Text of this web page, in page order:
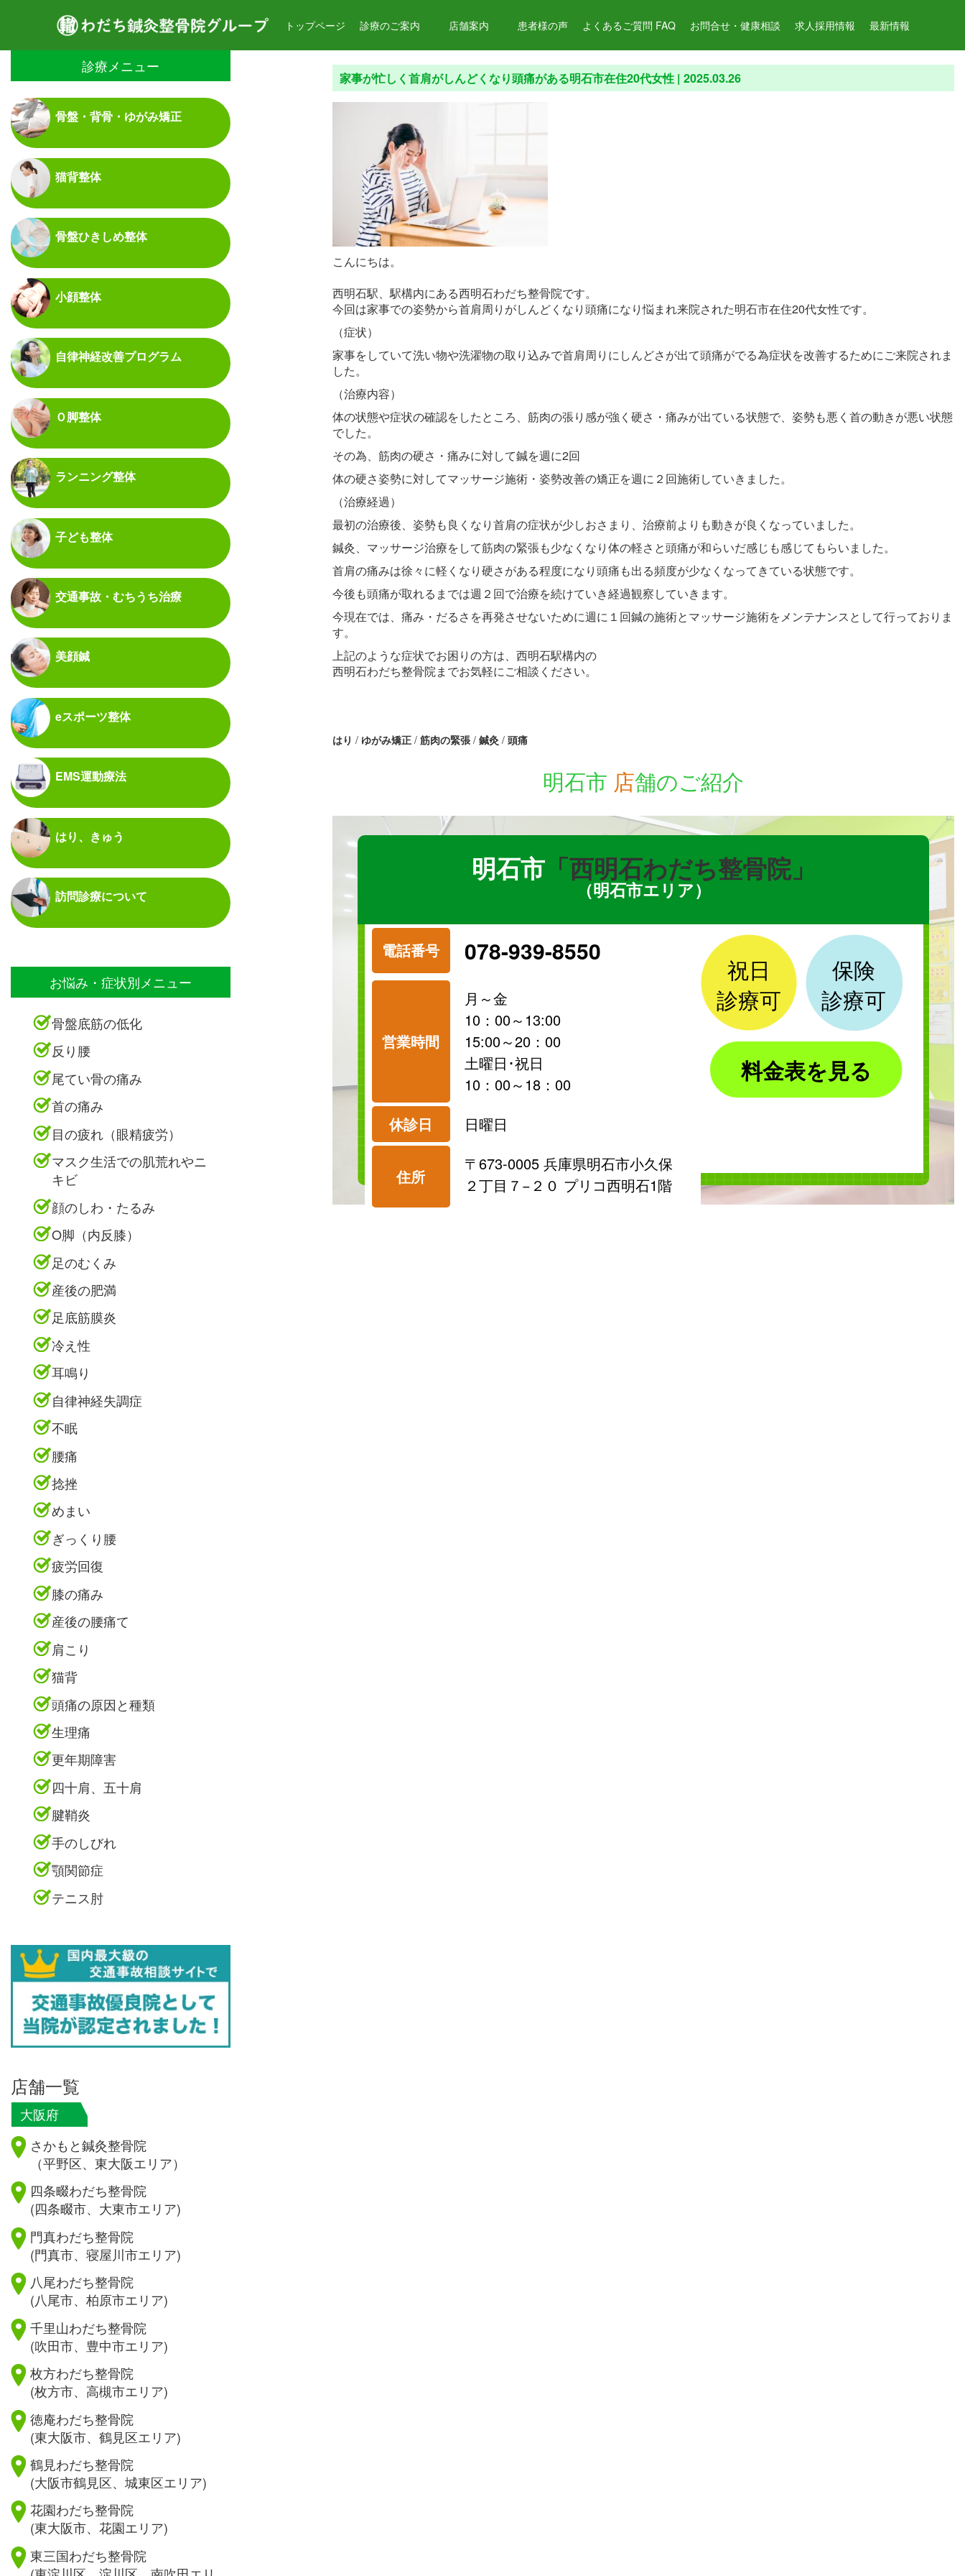
トップページ 診療のご案内 店舗案内 患者様の声 よくあるご質問 FAQ お問合せ・健康相談 求人採用情報 最新情報
家事が忙しく首肩がしんどくなり頭痛がある明石市在住20代女性 | 2025.03.26
こんにちは。
西明石駅、駅構内にある西明石わだち整骨院です。
今回は家事での姿勢から首肩周りがしんどくなり頭痛になり悩まれ来院された明石市在住20代女性です。
（症状）
家事をしていて洗い物や洗濯物の取り込みで首肩周りにしんどさが出て頭痛がでる為症状を改善するためにご来院されま
した。
（治療内容）
体の状態や症状の確認をしたところ、筋肉の張り感が強く硬さ・痛みが出ている状態で、姿勢も悪く首の動きが悪い状態
でした。
その為、筋肉の硬さ・痛みに対して鍼を週に2回
体の硬さ姿勢に対してマッサージ施術・姿勢改善の矯正を週に２回施術していきました。
（治療経過）
最初の治療後、姿勢も良くなり首肩の症状が少しおさまり、治療前よりも動きが良くなっていました。
鍼灸、マッサージ治療をして筋肉の緊張も少なくなり体の軽さと頭痛が和らいだ感じも感じてもらいました。
首肩の痛みは徐々に軽くなり硬さがある程度になり頭痛も出る頻度が少なくなってきている状態です。
今後も頭痛が取れるまでは週２回で治療を続けていき経過観察していきます。
今現在では、痛み・だるさを再発させないために週に１回鍼の施術とマッサージ施術をメンテナンスとして行っておりま
す。
上記のような症状でお困りの方は、西明石駅構内の
西明石わだち整骨院までお気軽にご相談ください。
はり / ゆがみ矯正 / 筋肉の緊張 / 鍼灸 / 頭痛
明石市 店舗のご紹介
明石市「西明石わだち整骨院」
（明石市エリア）
電話番号 078-939-8550
営業時間
月～金
10：00～13:00
15:00～20：00
土曜日･祝日
10：00～18：00
休診日
日曜日
住所
〒673-0005 兵庫県明石市小久保
２丁目７−２０ プリコ西明石1階
祝日
診療可
保険
診療可
料金表を見る
診療メニュー
骨盤・背骨・ゆがみ矯正
猫背整体
骨盤ひきしめ整体
小顔整体
自律神経改善プログラム
Ｏ脚整体
ランニング整体
子ども整体
交通事故・むちうち治療
美顔鍼
eスポーツ整体
EMS運動療法
はり、きゅう
訪問診療について
お悩み・症状別メニュー
骨盤底筋の低化
反り腰
尾てい骨の痛み
首の痛み
目の疲れ（眼精疲労）
マスク生活での肌荒れやニ
キビ
顔のしわ・たるみ
O脚（内反膝）
足のむくみ
産後の肥満
足底筋膜炎
冷え性
耳鳴り
自律神経失調症
不眠
腰痛
捻挫
めまい
ぎっくり腰
疲労回復
膝の痛み
産後の腰痛て
肩こり
猫背
頭痛の原因と種類
生理痛
更年期障害
四十肩、五十肩
腱鞘炎
手のしびれ
顎関節症
テニス肘
店舗一覧
大阪府
さかもと鍼灸整骨院
（平野区、東大阪エリア）
四条畷わだち整骨院
(四条畷市、大東市エリア)
門真わだち整骨院
(門真市、寝屋川市エリア)
八尾わだち整骨院
(八尾市、柏原市エリア)
千里山わだち整骨院
(吹田市、豊中市エリア)
枚方わだち整骨院
(枚方市、高槻市エリア)
徳庵わだち整骨院
(東大阪市、鶴見区エリア)
鶴見わだち整骨院
(大阪市鶴見区、城東区エリア)
花園わだち整骨院
(東大阪市、花園エリア)
東三国わだち整骨院